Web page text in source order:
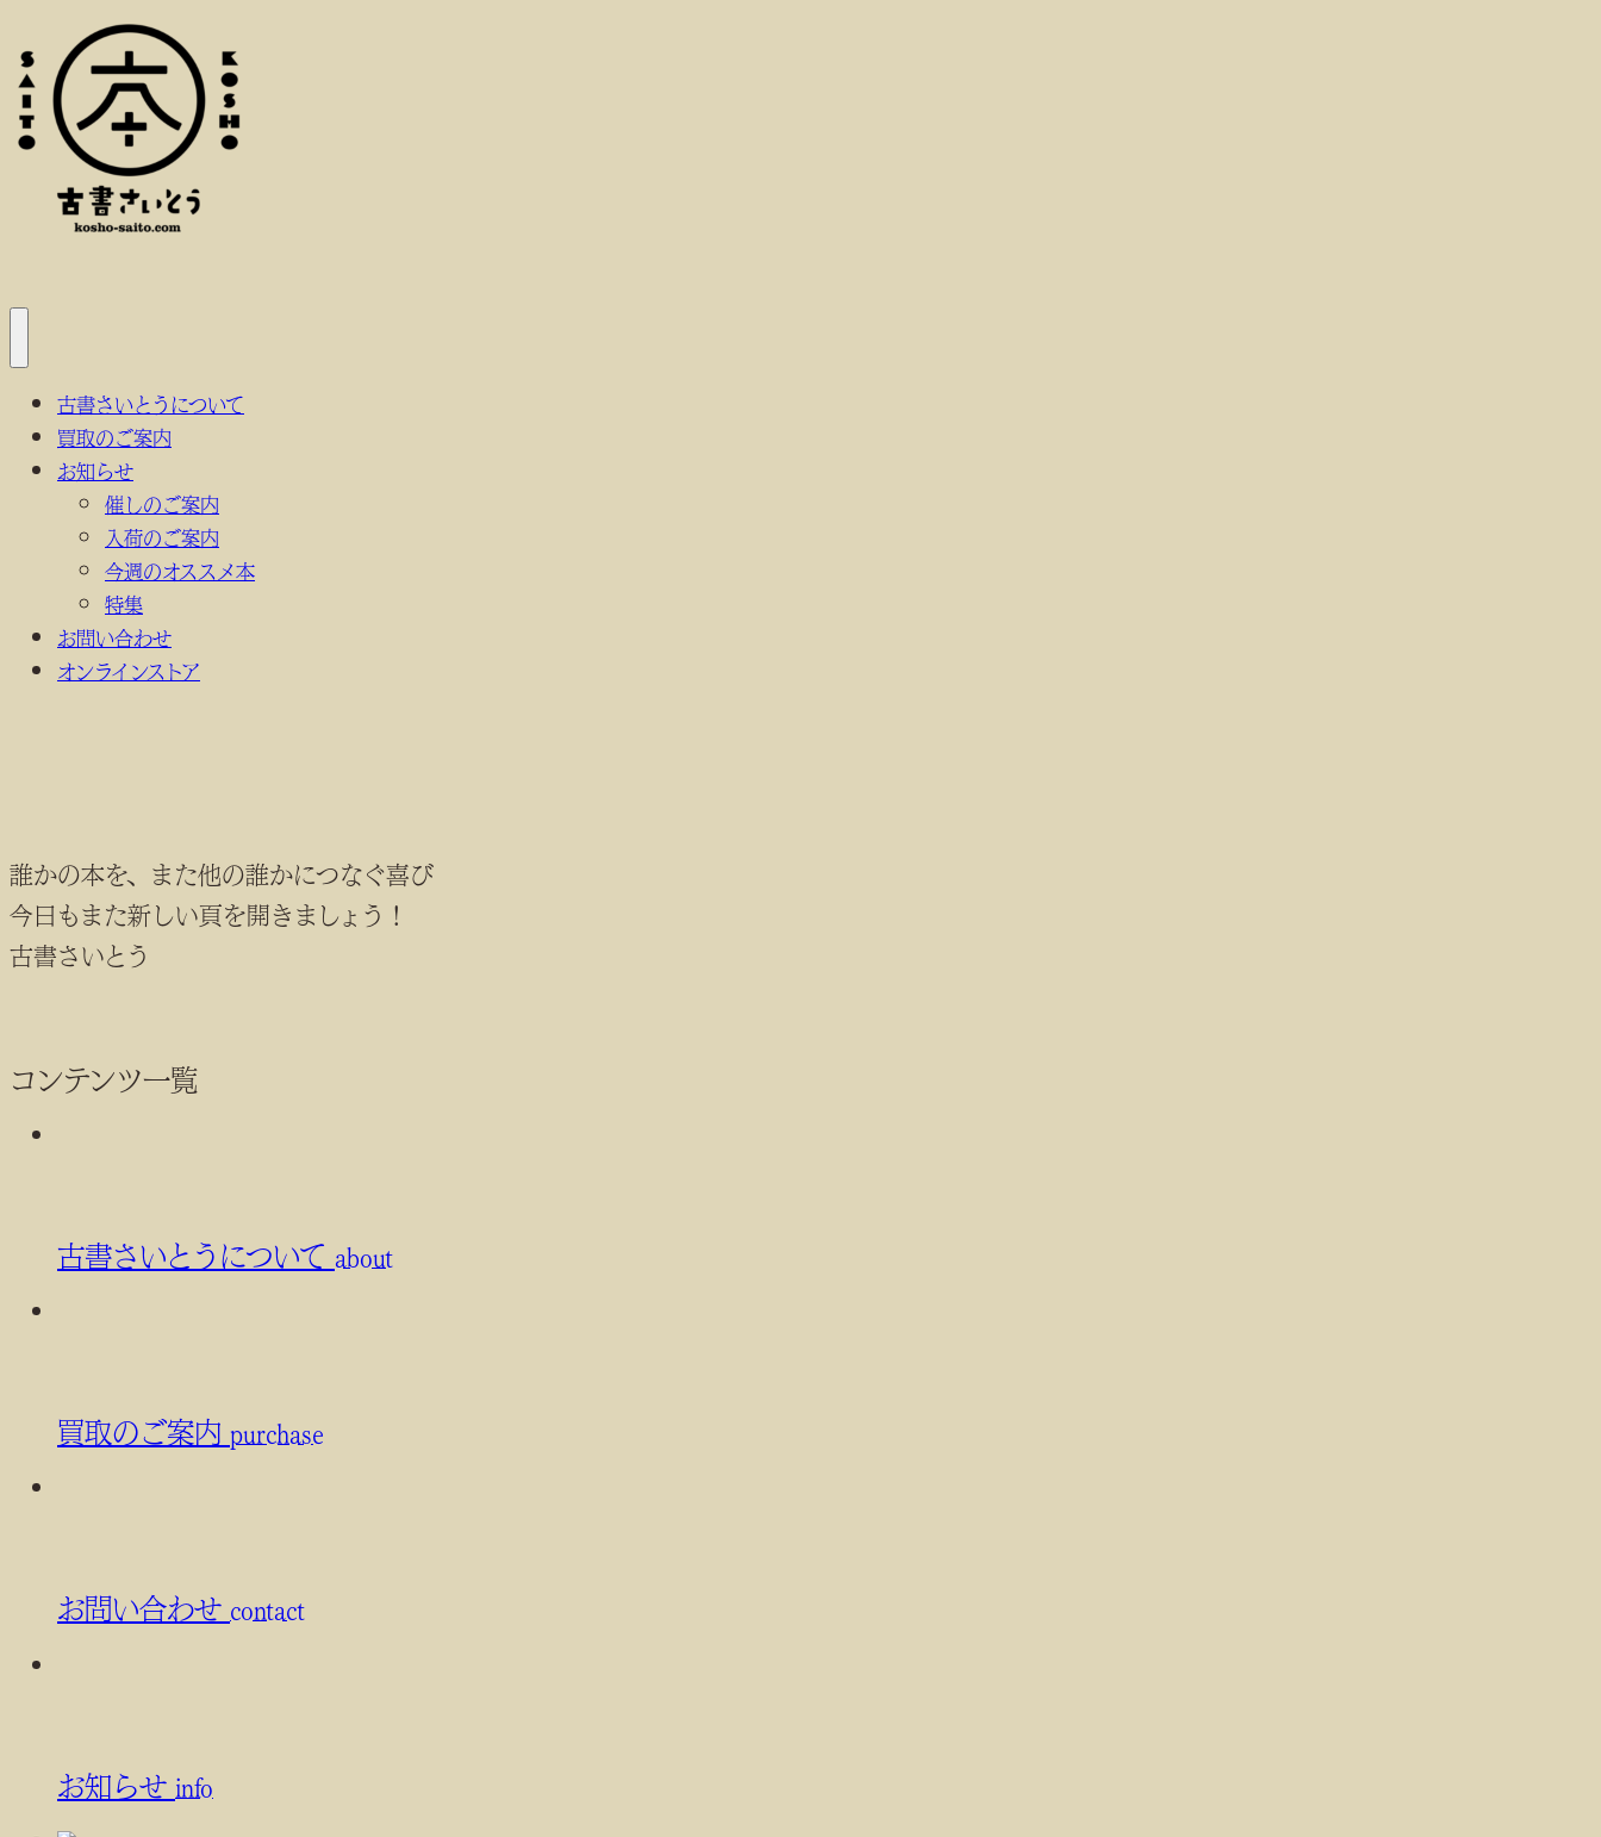
容
を
ス
キ
ュ
を
開
古書さいとうについて
買取のご案内
お知らせ
催しのご案内
入荷のご案内
今週のオススメ本
特集
お問い合わせ
オンラインストア
誰かの本を、また他の誰かにつなぐ喜び
今日もまた新しい頁を開きましょう！
古書さいとう
コンテンツ一覧
古書さいとうについて about
買取のご案内 purchase
お問い合わせ contact
お知らせ info